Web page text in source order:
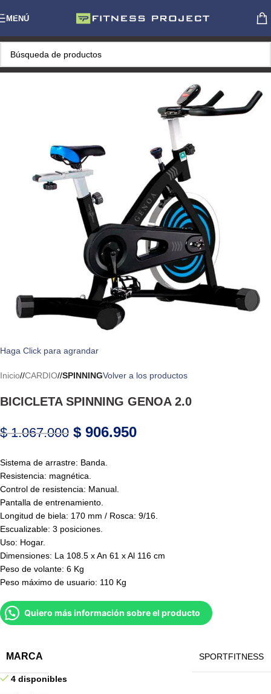
Skip to navigation
Skip to main content
MENÚ
Haga Click para agrandar
Inicio/ CARDIO/ SPINNINGVolver a los productos
BICICLETA SPINNING GENOA 2.0
$1.067.000 $ 906.950
Sistema de arrastre: Banda.
Resistencia: magnética.
Control de resistencia: Manual.
Pantalla de entrenamiento.
Longitud de biela: 170 mm / Rosca: 9/16.
Escualizable: 3 posiciones.
Uso: Hogar.
Dimensiones: La 108.5 x An 61 x Al 116 cm
Peso de volante: 6 Kg
Peso máximo de usuario: 110 Kg
Quiero más información sobre el producto
MARCA SPORTFITNESS
4 disponibles